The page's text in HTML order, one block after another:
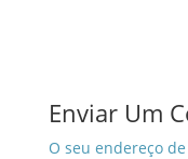
Enviar Um
O seu endereço